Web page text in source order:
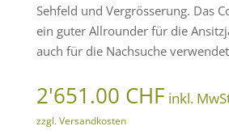
Sehfeld und Vergrösserung. Das
ein guter Allrounder für die
auch für die Nachsuche
2'651.00 CHF inkl.
zzgl. Versandkosten